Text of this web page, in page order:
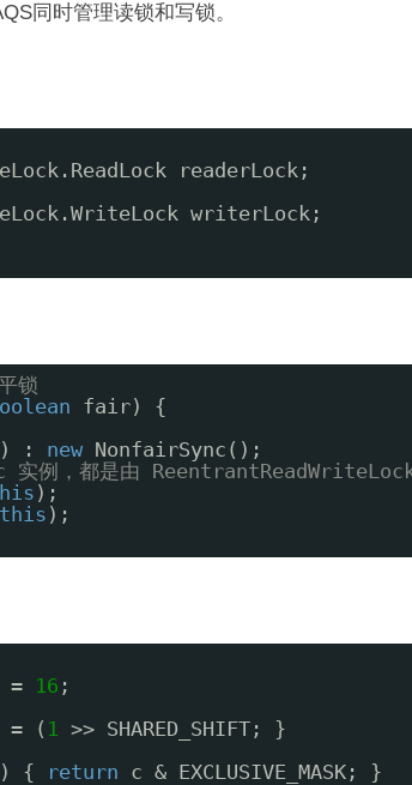
同时管理读锁和写锁。
readerLock;
writerLock;
锁
fair) {
: new
NonfairSync();
例，都是由 ReentrantReadWriteLock
);
this );
= 16 ;
= ( 1
>> SHARED_SHIFT; }
{ return c & EXCLUSIVE_MASK; }